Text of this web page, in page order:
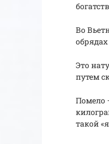
Во
Это
путем
Помело
такой